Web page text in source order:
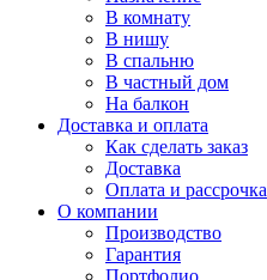
В комнату
В нишу
В спальню
В частный дом
На балкон
Доставка и оплата
Как сделать заказ
Доставка
Оплата и рассрочка
О компании
Производство
Гарантия
Портфолио